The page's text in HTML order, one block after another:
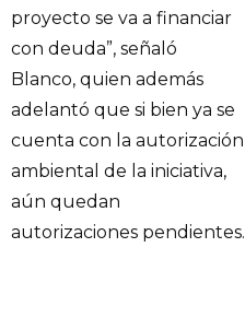
proyecto se va a financiar
con deuda”, señaló
Blanco, quien además
adelantó que si bien ya se
cuenta con la autorización
ambiental de la iniciativa,
aún quedan
autorizaciones pendientes.